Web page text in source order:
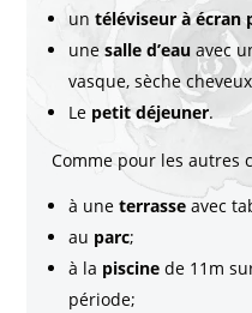
un téléviseur à écran
une salle d’eauavec
vasque, sèche
Le petit déjeuner.
Comme pour les autres
à une terrasseavec
au parc;
à la piscinede 11m
période;